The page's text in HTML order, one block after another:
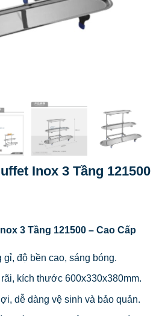
Inox 3 Tầng 121500
3 Tầng 121500 – Cao Cấp
độ bền cao, sáng bóng.
kích thước 600x330x380mm.
dễ dàng vệ sinh và bảo quản.